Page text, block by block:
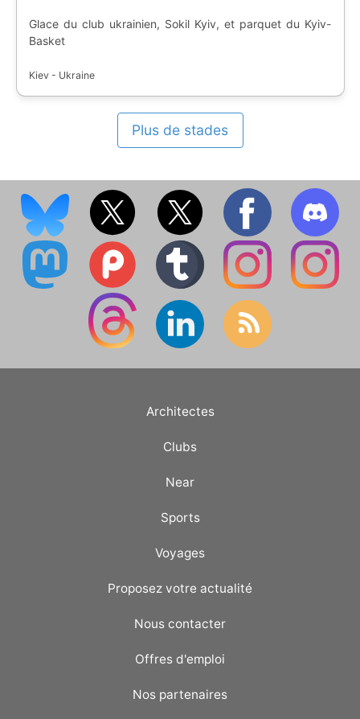
Glace du club ukrainien, Sokil Kyiv, et parquet du Kyiv-
Basket
Kiev - Ukraine
Plus de stades
Architectes
Clubs
Near
Sports
Voyages
Proposez votre actualité
Nous contacter
Offres d'emploi
Nos partenaires